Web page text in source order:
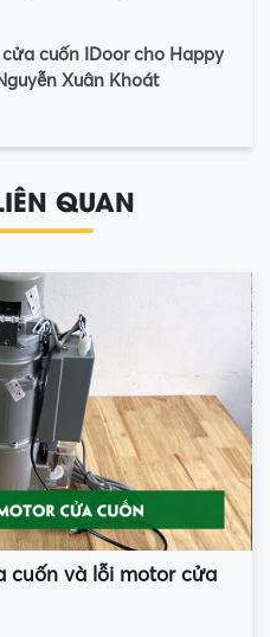
cuốn IDoor cho Happy
Xuân Khoát
QUAN
cuốn và lỗi motor cửa